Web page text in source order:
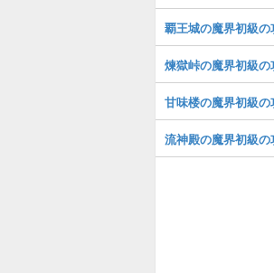
覇王城の魔界初級の
煉獄峠の魔界初級の
甘味楼の魔界初級の
流神殿の魔界初級の